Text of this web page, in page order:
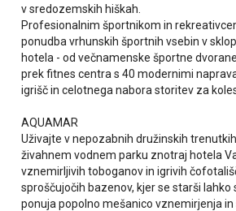
v sredozemskih hiškah.
Profesionalnim športnikom in
ponudba vrhunskih športnih vsebin v
hotela - od večnamenske športne
prek fitnes centra s 40 modernimi
igrišč in celotnega nabora storitev za
AQUAMAR
Uživajte v nepozabnih družinskih
živahnem vodnem parku znotraj hotela
vznemirljivih toboganov in igrivih
sproščujočih bazenov, kjer se starši
ponuja popolno mešanico vznemirjenja